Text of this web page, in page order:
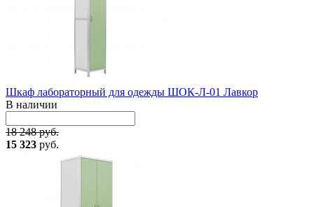
Шкаф лабораторный для одежды ШОК-Л-01 Лавкор
В наличии
18 248 руб.
15 323 руб.